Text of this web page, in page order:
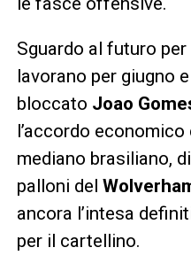
Sguardo al futuro per
lavorano per giugno
bloccato Joao
l’accordo economico
mediano brasiliano,
palloni del
ancora l’intesa
per il cartellino.